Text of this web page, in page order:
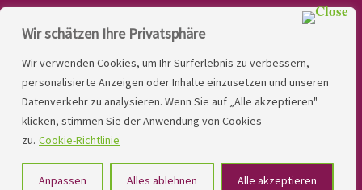
Wir schätzen Ihre Privatsphäre
Wir verwenden Cookies, um Ihr Surferlebnis zu verbessern,
personalisierte Anzeigen oder Inhalte einzusetzen und unseren
Datenverkehr zu analysieren. Wenn Sie auf „Alle akzeptieren"
klicken, stimmen Sie der Anwendung von Cookies
zu. Cookie-Richtlinie
Anpassen Alles ablehnen Alle akzeptieren
LINDNER. 2026 | Powered by
Kontakt
Datenschutzerklärung